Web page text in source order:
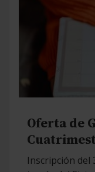
Oferta de
Inscripción del